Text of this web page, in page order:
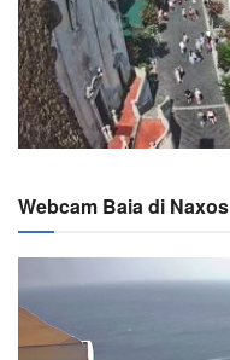
Webcam Baia di Naxos